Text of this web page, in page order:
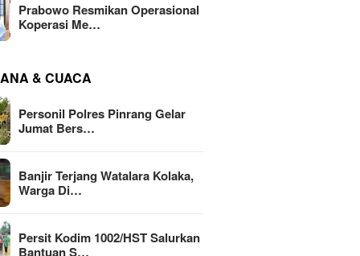
Prabowo Resmikan Operasional
Koperasi Me…
& CUACA
Personil Polres Pinrang Gelar
Jumat Bers…
Banjir Terjang Watalara Kolaka,
Warga Di…
Persit Kodim 1002/HST Salurkan
Bantuan S…